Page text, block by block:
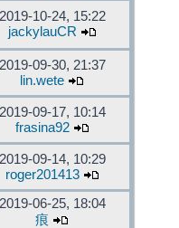
2019-10-24, 15:22
jackylauCR
2019-09-30, 21:37
lin.wete
2019-09-17, 10:14
frasina92
2019-09-14, 10:29
roger201413
2019-06-25, 18:04
痕